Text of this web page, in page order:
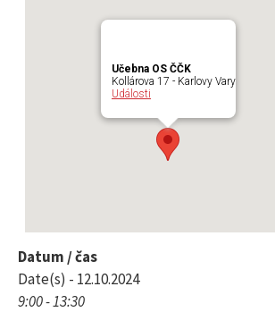
Učebna OS ČČK
Kollárova 17 - Karlovy Vary
Události
Datum / čas
Date(s) - 12.10.2024
9:00 - 13:30